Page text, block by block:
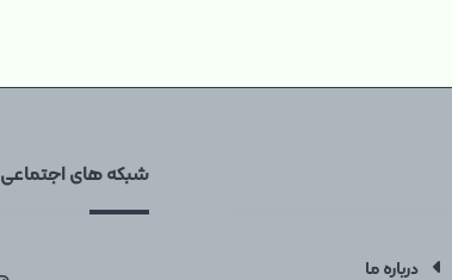
درباره ما
شبکه های اجتماعی